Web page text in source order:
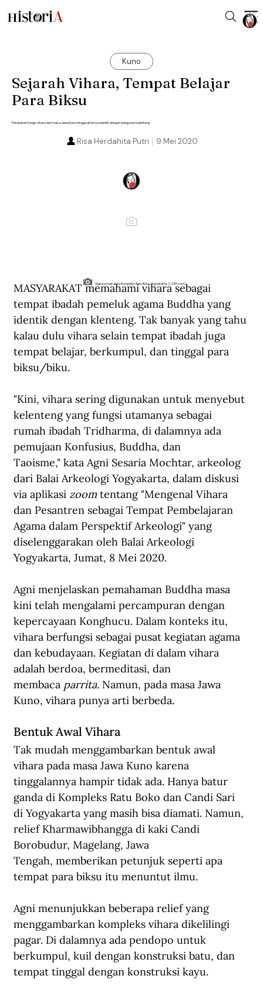
Kuno
Sejarah Vihara, Tempat Belajar
Para Biksu
Perubahan fungsi vihara dari masa Jawa Kuno hingga akhirnya identik dengan bangunan kelenteng.
9 Mei 2020
Risa Herdahita Putri
Gapura masuk ke Kompleks Ratu Boko, Yogyakarta. (123rf.com).
MASYARAKAT memahami vihara sebagai
tempat ibadah pemeluk agama Buddha yang
identik dengan klenteng. Tak banyak yang tahu
kalau dulu vihara selain tempat ibadah juga
tempat belajar, berkumpul, dan tinggal para
biksu/biku.
"Kini, vihara sering digunakan untuk menyebut
kelenteng yang fungsi utamanya sebagai
rumah ibadah Tridharma, di dalamnya ada
pemujaan Konfusius, Buddha, dan
Taoisme," kata Agni Sesaria Mochtar, arkeolog
dari Balai Arkeologi Yogyakarta, dalam diskusi
via aplikasi zoom tentang "Mengenal Vihara
dan Pesantren sebagai Tempat Pembelajaran
Agama dalam Perspektif Arkeologi" yang
diselenggarakan oleh Balai Arkeologi
Yogyakarta, Jumat, 8 Mei 2020.
Agni menjelaskan pemahaman Buddha masa
kini telah mengalami percampuran dengan
kepercayaan Konghucu. Dalam konteks itu,
vihara berfungsi sebagai pusat kegiatan agama
dan kebudayaan. Kegiatan di dalam vihara
adalah berdoa, bermeditasi, dan
membaca parrita. Namun, pada masa Jawa
Kuno, vihara punya arti berbeda.
Bentuk Awal Vihara
Tak mudah menggambarkan bentuk awal
vihara pada masa Jawa Kuno karena
tinggalannya hampir tidak ada. Hanya batur
ganda di Kompleks Ratu Boko dan Candi Sari
di Yogyakarta yang masih bisa diamati. Namun,
relief Kharmawibhangga di kaki Candi
Borobudur, Magelang, Jawa
Tengah, memberikan petunjuk seperti apa
tempat para biksu itu menuntut ilmu.
Agni menunjukkan beberapa relief yang
menggambarkan kompleks vihara dikelilingi
pagar. Di dalamnya ada pendopo untuk
berkumpul, kuil dengan konstruksi batu, dan
tempat tinggal dengan konstruksi kayu.